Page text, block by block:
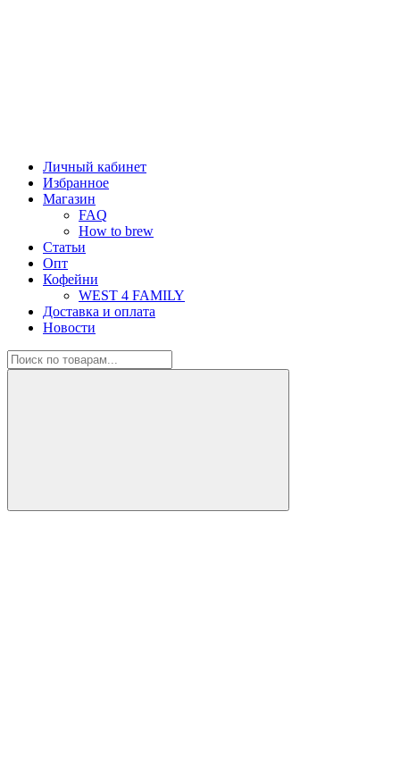
Личный кабинет
Избранное
Магазин
FAQ
How to brew
Статьи
Опт
Кофейни
WEST 4 FAMILY
Доставка и оплата
Новости